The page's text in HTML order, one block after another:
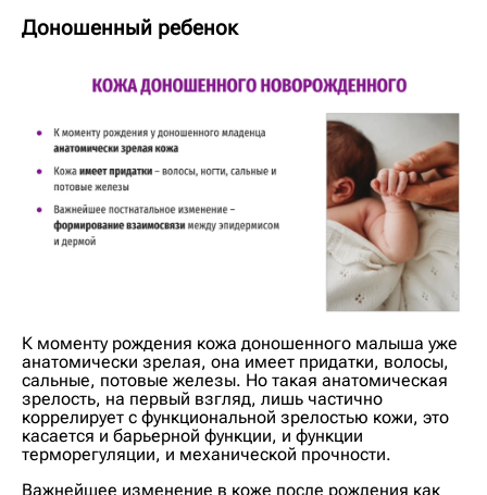
Доношенный ребенок
К моменту рождения кожа доношенного малыша уже
анатомически зрелая, она имеет придатки, волосы,
сальные, потовые железы. Но такая анатомическая
зрелость, на первый взгляд, лишь частично
коррелирует с функциональной зрелостью кожи, это
касается и барьерной функции, и функции
терморегуляции, и механической прочности.
Важнейшее изменение в коже после рождения как